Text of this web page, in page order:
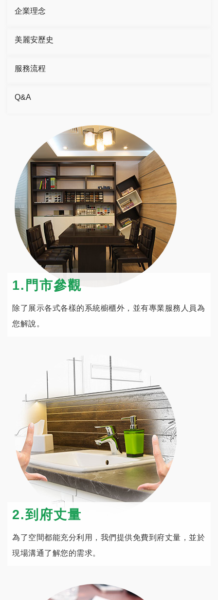
企業理念
美麗安歷史
服務流程
Q&A
1.門市參觀
除了展示各式各樣的系統櫥櫃外，並有專業服務人員為
您解說。
2.到府丈量
為了空間都能充分利用，我們提供免費到府丈量，並於
現場溝通了解您的需求。